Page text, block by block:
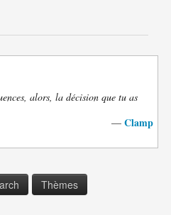
alors, la décision que tu as
— Clamp
Thèmes